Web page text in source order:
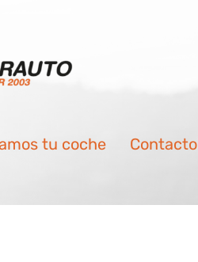
tu coche Contacto